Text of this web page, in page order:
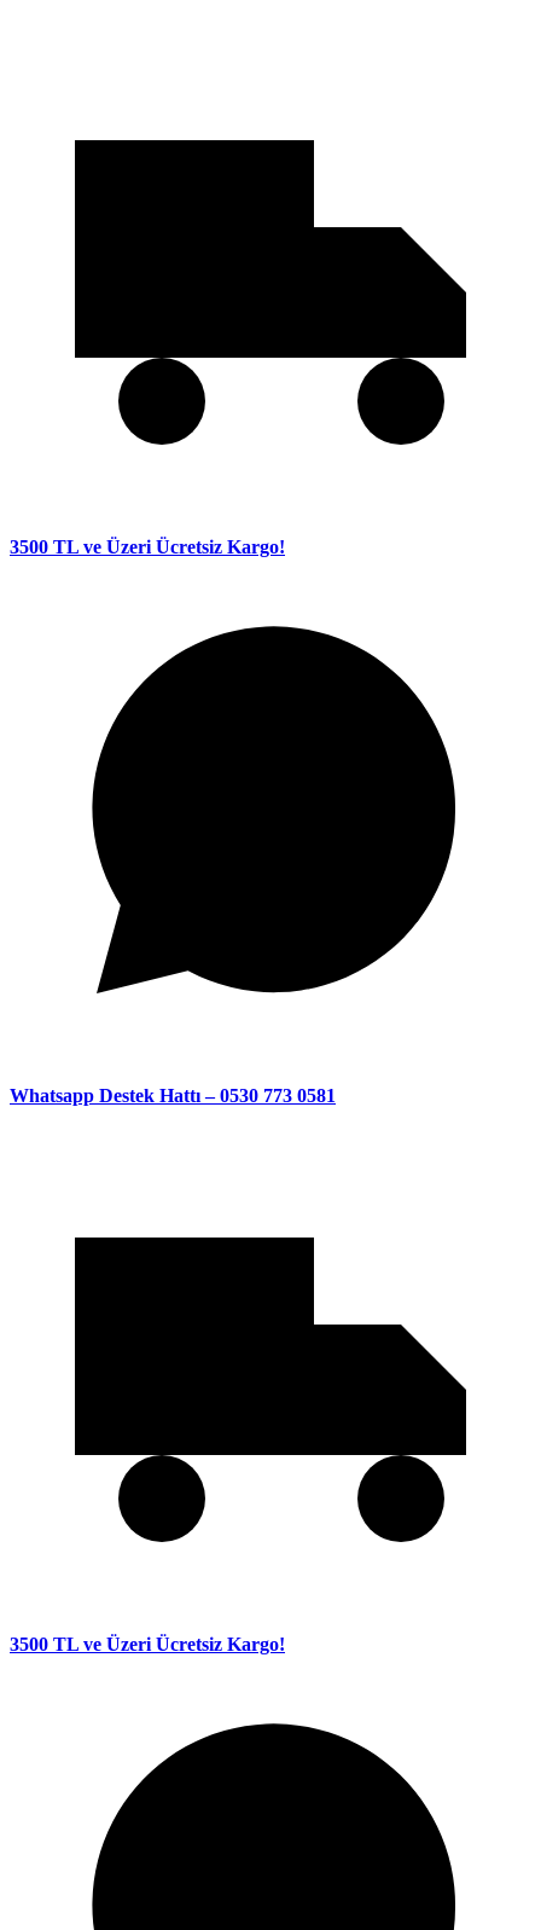
3500 TL ve Üzeri Ücretsiz Kargo!
Whatsapp Destek Hattı – 0530 773 0581
3500 TL ve Üzeri Ücretsiz Kargo!